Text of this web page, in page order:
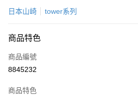
1.本服務由台灣大哥大提供，台灣大哥大用戶
2.付款方式選擇「大哥付你分期」，訂單成立
成交易。
3.實際核准額度、可分期數及費用金額請依後
4.訂單成立30分鐘內，如未前往確認交易或遇
消。如遇「轉專審核」未通過狀況，表示未達
法說明評估內容。
1.分期款項不併入電信帳單，「大哥付你分期
每筆NT$100，滿NT$499(含以上)免運費
每筆NT$100，滿NT$499(含以上)免運費
日本山崎 tower系列
商品特色
商品編號
8845232
商品特色